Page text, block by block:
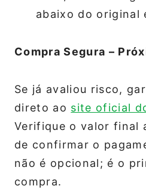
abaixo do original
Compra Segura –
Se já avaliou risco,
direto ao site oficial
Verifique o valor final
de confirmar o
não é opcional; é o
compra.